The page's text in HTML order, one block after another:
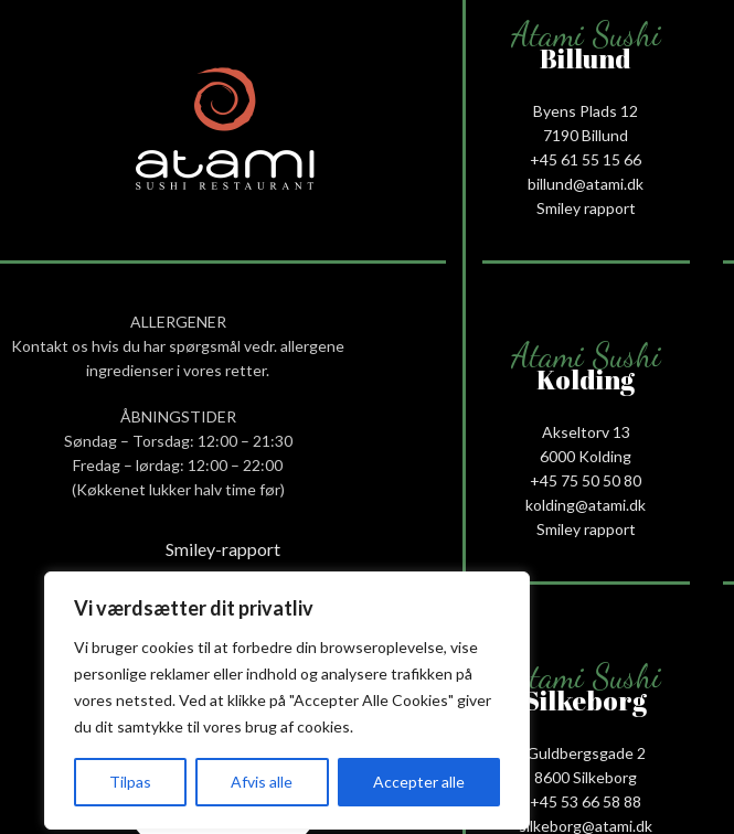
Vi værdsætter dit privatliv
Vi bruger cookies til at forbedre din browseroplevelse, vise
personlige reklamer eller indhold og analysere trafikken på
vores netsted. Ved at klikke på "Accepter Alle Cookies" giver
du dit samtykke til vores brug af cookies.
Tilpas Afvis alle Accepter alle
ALLERGENER
Kontakt os hvis du har spørgsmål vedr. allergene
ingredienser i vores retter.
ÅBNINGSTIDER
Søndag – Torsdag: 12:00 – 21:30
Fredag – lørdag: 12:00 – 22:00
(Køkkenet lukker halv time før)
Smiley-rapport
Privatlivs- og cookiepolitik
Handelsbetingelser
Atami Sushi
Billund
Byens Plads 12
7190 Billund
+45 61 55 15 66‬
billund@atami.dk
Smiley rapport
Atami Sushi
Kolding
Akseltorv 13
6000 Kolding
+45 75 50 50 80
kolding@atami.dk
Smiley rapport
Atami Sushi
Silkeborg
Guldbergsgade 2
8600 Silkeborg
+45 53 66 58 88
silkeborg@atami.dk